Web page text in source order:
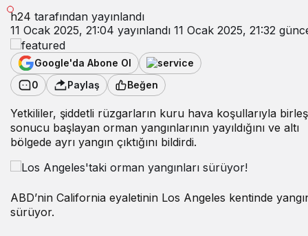
h24 tarafından yayınlandı
11 Ocak 2025, 21:04 yayınlandı 11 Ocak 2025, 21:32
Google'da Abone Ol
0
Paylaş Beğen
Yetkililer, şiddetli rüzgarların kuru hava koşullarıyla
sonucu başlayan orman yangınlarının yayıldığını ve altı
bölgede ayrı yangın çıktığını bildirdi.
ABD’nin California eyaletinin Los Angeles kentinde
sürüyor.